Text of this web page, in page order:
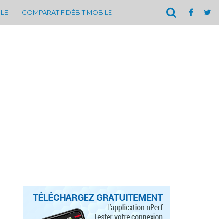
COMPARATIF DÉBIT MOBILE